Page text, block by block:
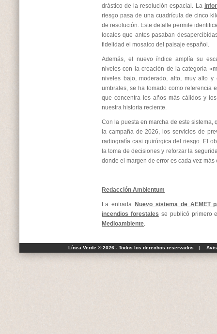
drástico de la resolución espacial. La
riesgo pasa de una cuadrícula de cinco
de resolución. Este detalle permite
locales que antes pasaban
fidelidad el mosaico del paisaje español.
Además, el nuevo índice amplía su
niveles con la creación de la categoría
niveles bajo, moderado, alto, muy alto y
umbrales, se ha tomado como referencia
que concentra los años más cálidos y
nuestra historia reciente.
Con la puesta en marcha de este sistema,
la campaña de 2026, los servicios de
radiografía casi quirúrgica del riesgo. El
la toma de decisiones y reforzar la
donde el margen de error es cada vez más
Redacción Ambientum
La entrada Nuevo sistema de AEMET
incendios forestales se publicó primero
Medioambiente.
Línea Verde ® 2026 - Todos los derechos reservados |